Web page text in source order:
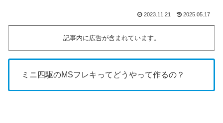
2023.11.21 2025.05.17
記事内に広告が含まれています。
ミニ四駆のMSフレキってどうやって作るの？